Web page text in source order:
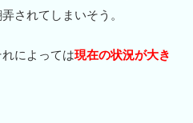
されてしまいそう。
によっては現在の状況が大き